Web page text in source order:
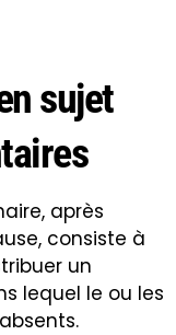
sujet
après
consiste à
un
lequel le ou les